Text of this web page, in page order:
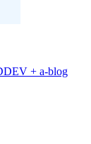
+ a-blog